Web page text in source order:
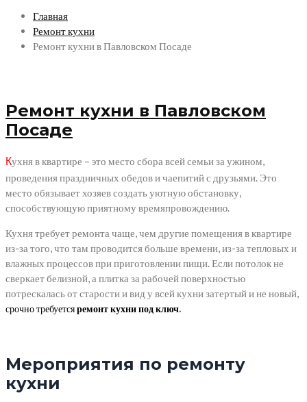
Главная
Ремонт кухни
Ремонт кухни в Павловском Посаде
Ремонт кухни в Павловском
Посаде
Кухня в квартире – это место сбора всей семьи за ужином,
проведения праздничных обедов и чаепитий с друзьями. Это
место обязывает хозяев создать уютную обстановку,
способствующую приятному времяпровождению.
Кухня требует ремонта чаще, чем другие помещения в квартире
из-за того, что там проводится больше времени, из-за тепловых и
влажных процессов при приготовлении пищи. Если потолок не
сверкает белизной, а плитка за рабочей поверхностью
потрескалась от старости и вид у всей кухни затертый и не новый,
срочно требуетсяремонт кухни под ключ.
Мероприятия по ремонту
кухни